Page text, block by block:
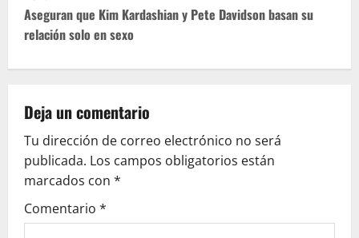
t
n
v
i
g
a
Aseguran que Kim Kardashian y Pete Davidson basan su
relación solo en sexo
Deja un comentario
Tu dirección de correo electrónico no será
publicada. Los campos obligatorios están
marcados con *
Comentario *